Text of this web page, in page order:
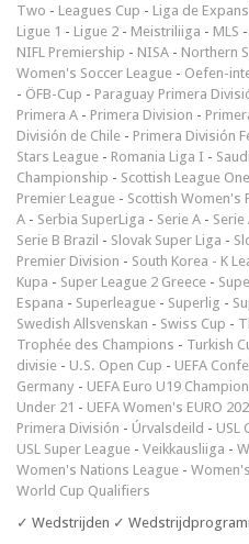
Two - Leagues Cup - Liga de
Ligue 1 - Ligue 2 - Meistriliiga - MLS -
NIFL Premiership - NISA - Northern
Women's Soccer League - Oefen-
- ÖFB-Cup - Paraguay Primera
Primera A - Primera Division -
División de Chile - Primera División
Stars League - Romania Liga I -
Championship - Scottish League One
Premier League - Scottish Women's
A - Serbia SuperLiga - Serie A - Serie
Serie B Brazil - Slovak Super Liga -
Premier Division - South Korea - K
Kupa - Super League 2 Greece -
Espana - Superleague - Superlig -
Swedish Allsvenskan - Swiss Cup -
Trophée des Champions - Turkish
divisie - U.S. Open Cup - UEFA
Germany - UEFA Euro U19
Under 21 - UEFA Women's EURO
Primera División - Úrvalsdeild - USL
USL Super League - Veikkausliiga -
Women's Nations League -
World Cup Qualifiers
✓ Wedstrijden ✓